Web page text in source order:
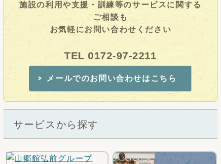
施設の利用や支援・訓練等のサービスに関する
ご相談も
お気軽にお問い合わせください
TEL 0172-97-2211
メールでのお問い合わせはこちら
サービスから探す